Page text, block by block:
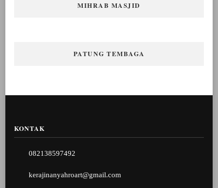
MIHRAB MASJID
PATUNG TEMBAGA
KONTAK
082138597492
kerajinanyahroart@gmail.com